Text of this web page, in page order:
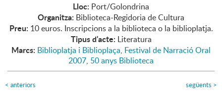
Lloc: Port/Golondrina
Organitza: Biblioteca-Regidoria de Cultura
Preu: 10 euros. Inscripcions a la biblioteca o la biblioplatja.
Tipus d'acte: Literatura
Marcs: Biblioplatja i Biblioplaça, Festival de Narració Oral
2007, 50 anys Biblioteca
< anteriors següents >